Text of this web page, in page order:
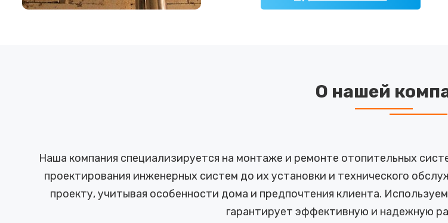
О нашей
Наша компания специализируется на монтаже и ремонте отопительных
проектирования инженерных систем до их установки и технического
проекту, учитывая особенности дома и предпочтения клиента.
гарантирует эффективную и надежную